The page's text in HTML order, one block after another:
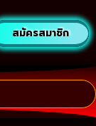
สมัครสมาชิก